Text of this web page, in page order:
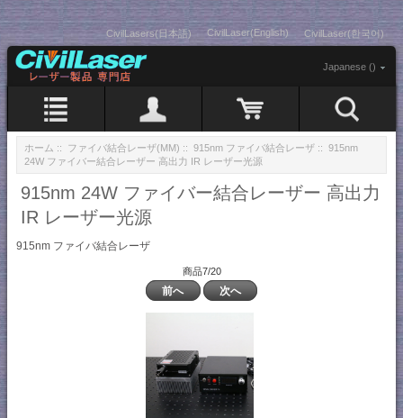
CivilLasers(日本語) CivilLaser(English) CivilLaser(한국어)
Japanese ()
ホーム :: ファイバ結合レーザ(MM) :: 915nm ファイバ結合レーザ :: 915nm
24W ファイバー結合レーザー 高出力 IR レーザー光源
915nm 24W ファイバー結合レーザー 高出力
IR レーザー光源
915nm ファイバ結合レーザ
商品7/20
前へ 次へ